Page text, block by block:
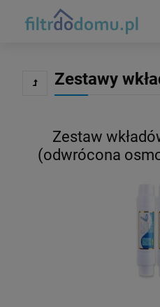
Zestawy
Zestaw
(odwrócona